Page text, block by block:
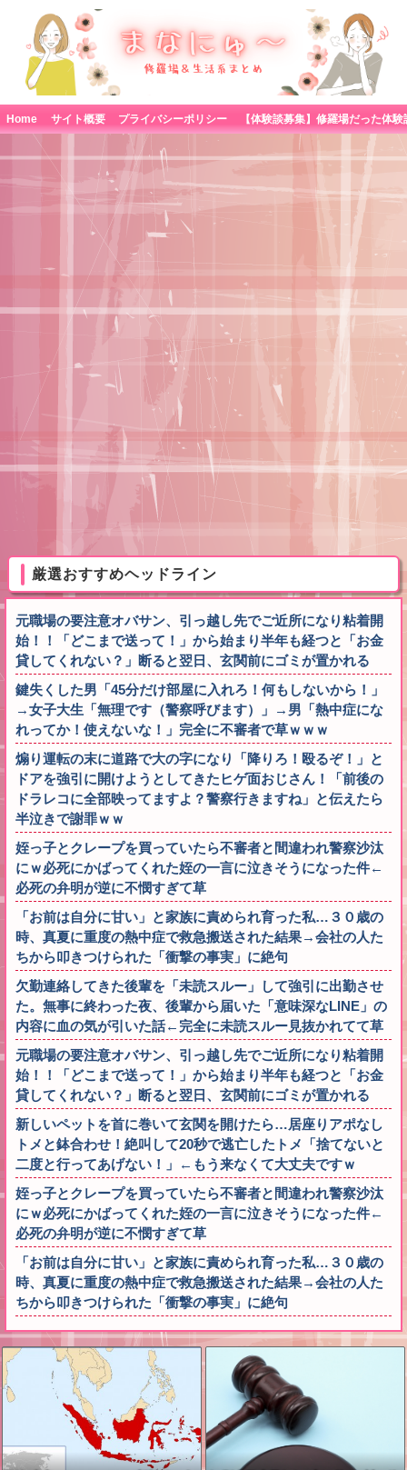
Home サイト概要 プライバシーポリシー
厳選おすすめヘッドライン
元職場の要注意オバサン、引っ越し先でご近所になり粘着開
始！！「どこまで送って！」から始まり半年も経つと「お金
貸してくれない？」断ると翌日、玄関前にゴミが置かれる
鍵失くした男「45分だけ部屋に入れろ！何もしないから！」
→女子大生「無理です（警察呼びます）」→男「熱中症にな
れってか！使えないな！」完全に不審者で草ｗｗｗ
煽り運転の末に道路で大の字になり「降りろ！殴るぞ！」と
ドアを強引に開けようとしてきたヒゲ面おじさん！「前後の
ドラレコに全部映ってますよ？警察行きますね」と伝えたら
半泣きで謝罪ｗｗ
姪っ子とクレープを買っていたら不審者と間違われ警察沙汰
にｗ必死にかばってくれた姪の一言に泣きそうになった件←
必死の弁明が逆に不憫すぎて草
「お前は自分に甘い」と家族に責められ育った私…３０歳の
時、真夏に重度の熱中症で救急搬送された結果→会社の人た
ちから叩きつけられた「衝撃の事実」に絶句
欠勤連絡してきた後輩を「未読スルー」して強引に出勤させ
た。無事に終わった夜、後輩から届いた「意味深なLINE」の
内容に血の気が引いた話←完全に未読スルー見抜かれてて草
元職場の要注意オバサン、引っ越し先でご近所になり粘着開
始！！「どこまで送って！」から始まり半年も経つと「お金
貸してくれない？」断ると翌日、玄関前にゴミが置かれる
新しいペットを首に巻いて玄関を開けたら…居座りアポなし
トメと鉢合わせ！絶叫して20秒で逃亡したトメ「捨てないと
二度と行ってあげない！」←もう来なくて大丈夫ですｗ
姪っ子とクレープを買っていたら不審者と間違われ警察沙汰
にｗ必死にかばってくれた姪の一言に泣きそうになった件←
必死の弁明が逆に不憫すぎて草
「お前は自分に甘い」と家族に責められ育った私…３０歳の
時、真夏に重度の熱中症で救急搬送された結果→会社の人た
ちから叩きつけられた「衝撃の事実」に絶句